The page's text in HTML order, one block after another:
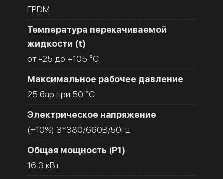
EPDM
Температура перекачиваемой
жидкости (t)
от -25 до +105 °C
Максимальное рабочее давление
25 бар при 50 °C
Электрическое напряжение
(±10%) 3*380/660В/50Гц
Общая мощность (Р1)
16.3 кВт